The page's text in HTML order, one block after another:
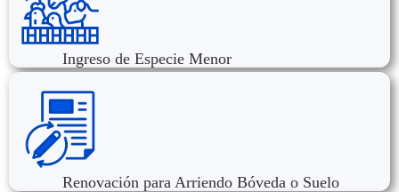
Ingreso de Especie Menor
Renovación para Arriendo Bóveda o Suelo